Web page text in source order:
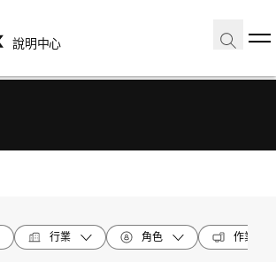
說明中心
行業 角色 作業系統